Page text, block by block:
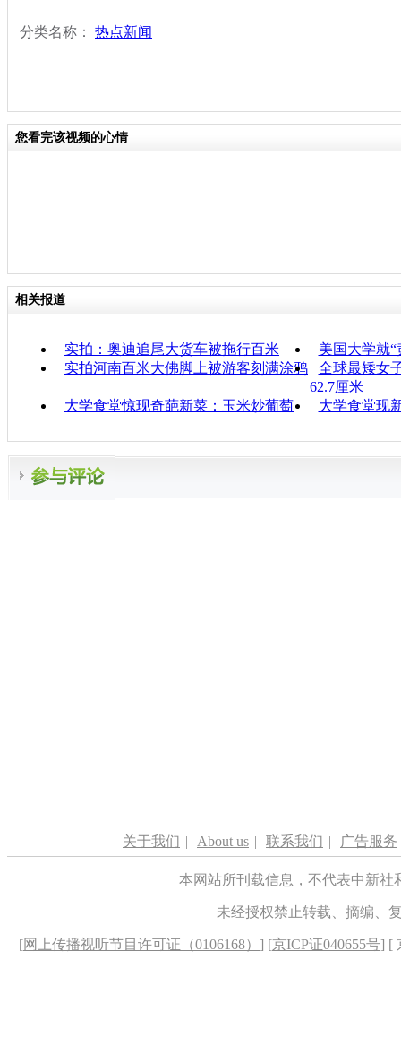
分类名称： 热点新闻
您看完该视频的心情
相关报道
实拍：奥迪追尾大货车被拖行百米
美国大学就
实拍河南百米大佛脚上被游客刻满涂鸦
全球最矮女
62.7厘米
大学食堂惊现奇葩新菜：玉米炒葡萄
大学食堂现
关于我们 | About us | 联系我们 | 广告服务
本网站所刊载信息，不代表中新
未经授权禁止转载、摘编、
[网上传播视听节目许可证（0106168） ] [京ICP证040655号] [